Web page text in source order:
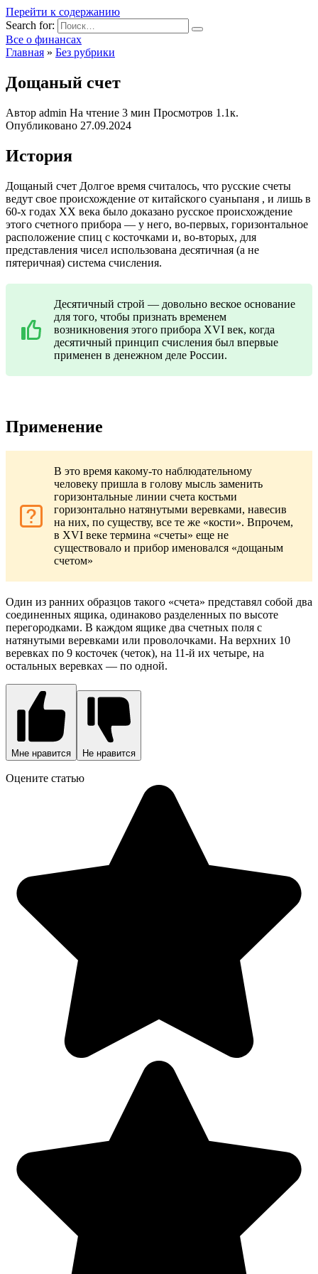
Перейти к содержанию
Search for:
Все о финансах
Главная » Без рубрики
Дощаный счет
Автор admin На чтение 3 мин Просмотров 1.1к.
Опубликовано 27.09.2024
История
Дощаный счет Долгое время считалось, что русские счеты
ведут свое происхождение от китайского суаньпаня , и лишь в
60-х годах XX века было доказано русское происхождение
этого счетного прибора — у него, во-первых, горизонтальное
расположение спиц с косточками и, во-вторых, для
представления чисел использована десятичная (а не
пятеричная) система счисления.
Десятичный строй — довольно веское основание
для того, чтобы признать временем
возникновения этого прибора XVI век, когда
десятичный принцип счисления был впервые
применен в денежном деле России.
Применение
В это время какому-то наблюдательному
человеку пришла в голову мысль заменить
горизонтальные линии счета костьми
горизонтально натянутыми веревками, навесив
на них, по существу, все те же «кости». Впрочем,
в XVI веке термина «счеты» еще не
существовало и прибор именовался «дощаным
счетом»
Один из ранних образцов такого «счета» представял собой два
соединенных ящика, одинаково разделенных по высоте
перегородками. В каждом ящике два счетных поля с
натянутыми веревками или проволочками. На верхних 10
веревках по 9 косточек (четок), на 11-й их четыре, на
остальных веревках — по одной.
Мне нравится Не нравится
Оцените статью